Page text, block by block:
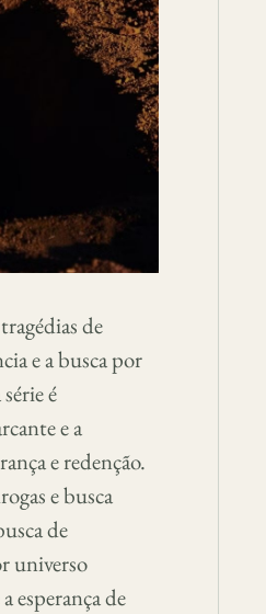
de
e a busca por
é
e a
e redenção.
e busca
de
universo
esperança de